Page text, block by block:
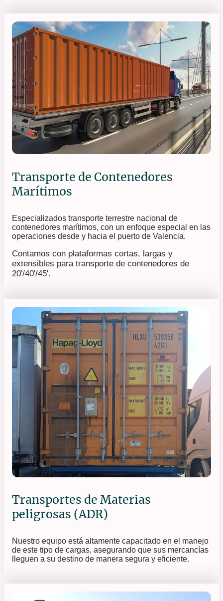
Transporte de Contenedores
Marítimos
Especializados transporte terrestre nacional de
contenedores marítimos, con un enfoque especial en las
operaciones desde y hacia el puerto de Valencia.
Contamos con plataformas cortas, largas y
extensibles para transporte de contenedores de
20'/40'/45'.
Transportes de Materias
peligrosas (ADR)
Nuestro equipo está altamente capacitado en el manejo
de este tipo de cargas, asegurando que sus mercancías
lleguen a su destino de manera segura y eficiente.